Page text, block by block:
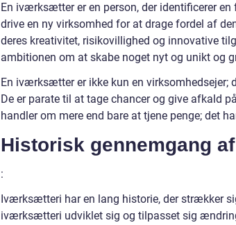
En iværksætter er en person, der identificerer
drive en ny virksomhed for at drage fordel af
deres kreativitet, risikovillighed og innovative
ambitionen om at skabe noget nyt og unikt og
En iværksætter er ikke kun en virksomhedsejer;
De er parate til at tage chancer og give afkald
handler om mere end bare at tjene penge; det
Historisk gennemgang
:
Iværksætteri har en lang historie, der strækker
iværksætteri udviklet sig og tilpasset sig